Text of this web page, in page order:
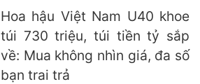
Hoa hậu Việt Nam U40 khoe
túi 730 triệu, túi tiền tỷ sắp
về: Mua không nhìn giá, đa số
bạn trai trả